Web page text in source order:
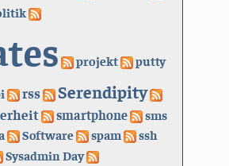
projekt putty
rss Serendipity
smartphone
sms
Software spam ssh
Sysadmin Day